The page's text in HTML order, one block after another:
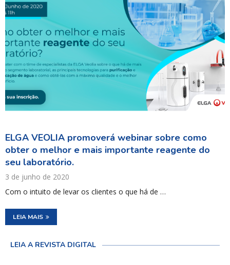
ELGA VEOLIA promoverá webinar sobre como
obter o melhor e mais importante reagente do
seu laboratório.
3 de junho de 2020
Com o intuito de levar os clientes o que há de …
LEIA MAIS
LEIA A REVISTA DIGITAL